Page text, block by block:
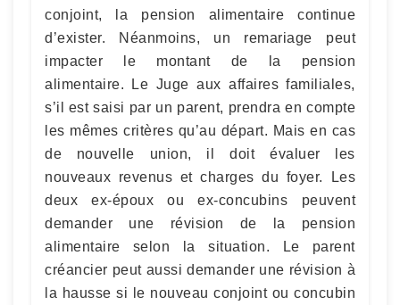
conjoint, la pension alimentaire continue
d’exister. Néanmoins, un remariage peut
impacter le montant de la pension
alimentaire. Le Juge aux affaires familiales,
s’il est saisi par un parent, prendra en compte
les mêmes critères qu’au départ. Mais en cas
de nouvelle union, il doit évaluer les
nouveaux revenus et charges du foyer. Les
deux ex-époux ou ex-concubins peuvent
demander une révision de la pension
alimentaire selon la situation. Le parent
créancier peut aussi demander une révision à
la hausse si le nouveau conjoint ou concubin